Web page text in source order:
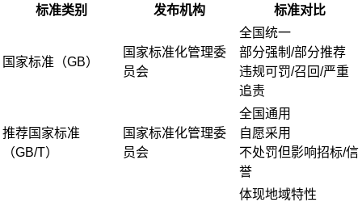
标准类别 发布机构 标准对比
国家标准（GB）
国家标准化管理委
员会
全国统一
部分强制/部分推荐
违规可罚/召回/严重
追责
推荐国家标准
（GB/T）
国家标准化管理委
员会
全国通用
自愿采用
不处罚但影响招标/信
誉
体现地域特性